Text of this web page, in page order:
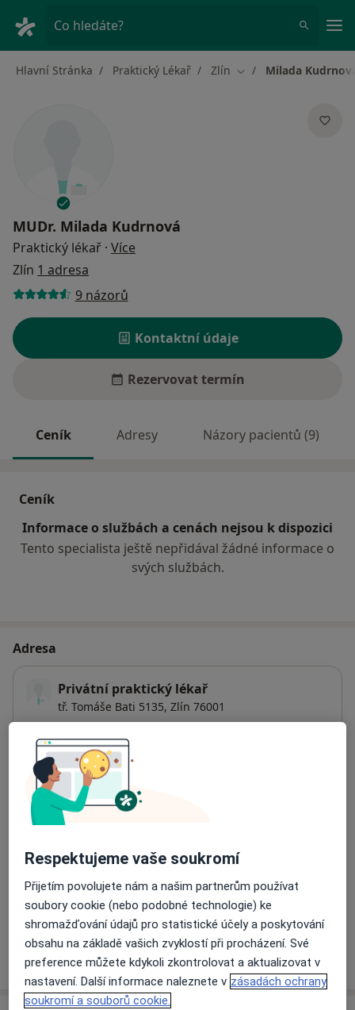
Co hledáte?
Hlavní Stránka Praktický Lékař Zlín Změna města
Milada
MUDr. Milada Kudrnová
Praktický lékař · Více
Zlín 1 adresa
9 názorů
Kontaktní údaje
Rezervovat termín
Ceník Adresy Názory pacientů (9)
Ceník
Informace o službách a cenách nejsou k dispozici
Tento specialista ještě nepřidával žádné informace o
svých službách.
Adresa
Privátní praktický lékař
tř. Tomáše Bati 5135, Zlín 76001
Dostupnost
Na této adrese online kalendář není aktivní
Co mám v takové situaci udělat?
Způsoby platby (soukromé návštěvy)
Na teto adrese lékař přijímá pacienty na pojišťovnu
Detaily
Více
o adrese
Respektujeme vaše soukromí
Přijetím povolujete nám a našim partnerům používat
soubory cookie (nebo podobné technologie) ke
shromažďování údajů pro statistické účely a poskytování
obsahu na základě vašich zvyklostí při procházení. Své
preference můžete kdykoli zkontrolovat a aktualizovat v
nastavení. Další informace naleznete v zásadách ochrany
soukromí a souborů cookie.